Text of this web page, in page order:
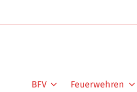
BFV Feuerwehren